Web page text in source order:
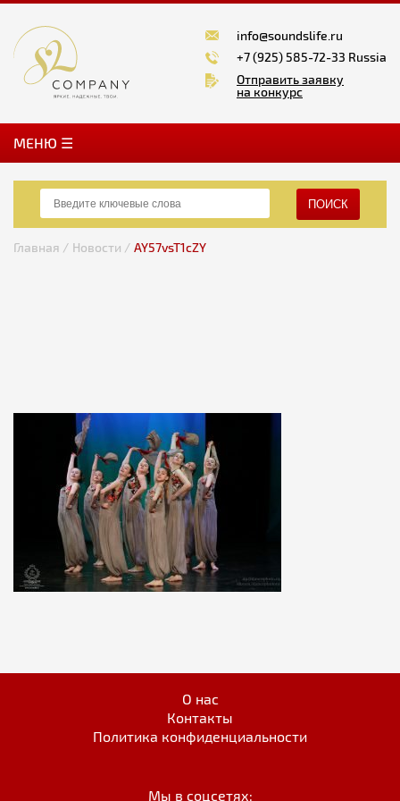
info@soundslife.ru
+7 (925) 585-72-33 Russia
Отправить заявку
на конкурс
MЕНЮ ☰
ПОИСК
Главная / Новости / AY57vsT1cZY
О нас
Контакты
Политика конфиденциальности
Мы в соцсетях: